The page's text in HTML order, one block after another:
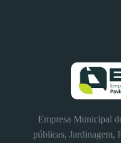
Empresa Municipal
públicas, Jardinagem,